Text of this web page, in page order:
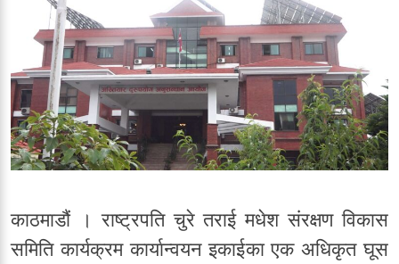
काठमाडौं । राष्ट्रपति चुरे तराई मधेश संरक्षण विकास
समिति कार्यक्रम कार्यान्वयन इकाईका एक अधिकृत घूस